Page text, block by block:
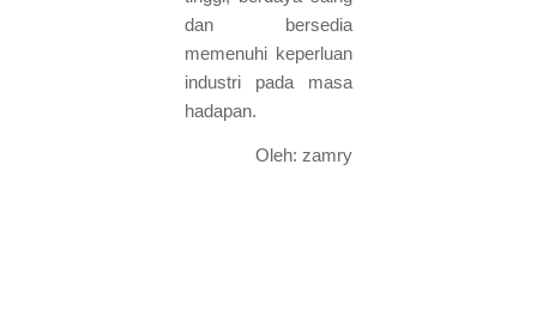
dan bersedia
memenuhi keperluan
industri pada masa
hadapan.
Oleh: zamry